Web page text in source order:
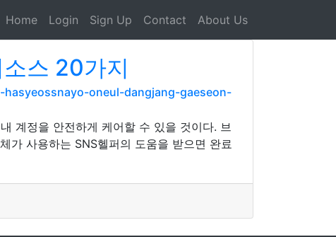
Home Login Sign Up Contact About Us
스 20가지
oneul-dangjang-gaeseon-
계정을 안전하게 케어할 수 있을 것이다. 브
가 사용하는 SNS헬퍼의 도움을 받으면 완료